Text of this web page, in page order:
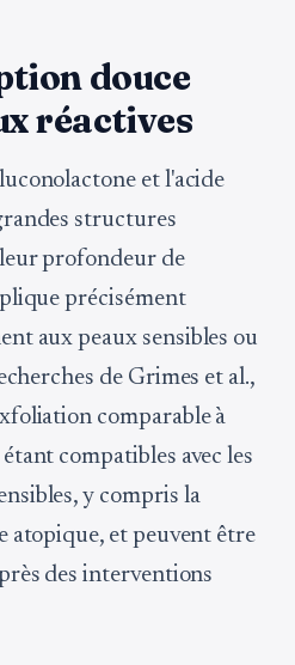
douce
réactives
et l'acide
structures
profondeur de
précisément
aux peaux sensibles ou
de Grimes et al.,
comparable à
compatibles avec les
y compris la
atopique, et peuvent être
des interventions